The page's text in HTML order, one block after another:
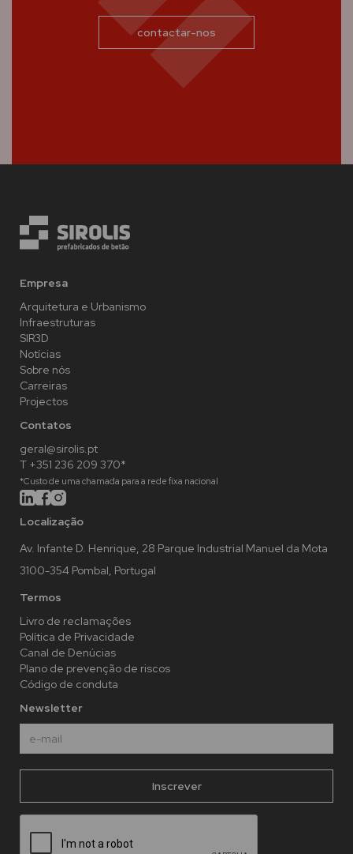
contactar-nos
Empresa
Arquitetura e Urbanismo
Infraestruturas
SIR3D
Notícias
Sobre nós
Carreiras
Projectos
Contatos
geral@sirolis.pt
T +351 236 209 370*
*Custo de uma chamada para a rede fixa nacional
Localização
Av. Infante D. Henrique, 28 Parque Industrial Manuel da Mota
3100-354 Pombal, Portugal
Termos
Livro de reclamações
Política de Privacidade
Canal de Denúcias
Plano de prevenção de riscos
Código de conduta
Newsletter